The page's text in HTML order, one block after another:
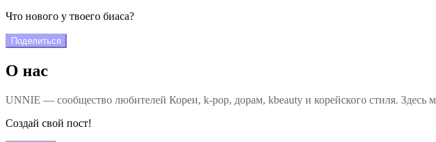
Что нового у твоего биаса?
Поделиться
О нас
UNNIE — сообщество любителей Кореи, k-pop, дорам, kbeauty и корейского стиля. Здесь
Создай свой пост!